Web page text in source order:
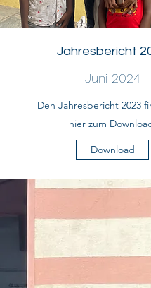
Jahresbericht
Juni 2024
Den Jahresbericht 2023
hier zum
Download